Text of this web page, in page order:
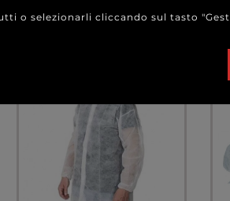
o selezionarli cliccando sul tasto